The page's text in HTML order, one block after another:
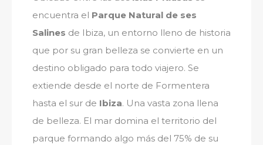
encuentra el Parque Natural de ses
Salines de Ibiza, un entorno lleno de historia
que por su gran belleza se convierte en un
destino obligado para todo viajero. Se
extiende desde el norte de Formentera
hasta el sur de Ibiza. Una vasta zona llena
de belleza. El mar domina el territorio del
parque formando algo más del 75% de su